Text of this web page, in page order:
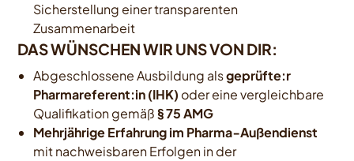
Sicherstellung einer transparenten
Zusammenarbeit
DAS WÜNSCHEN WIR UNS VON DIR:
Abgeschlossene Ausbildung alsgeprüfte:r
Pharmareferent:in (IHK) oder eine vergleichbare
Qualifikation gemäß § 75 AMG
Mehrjährige Erfahrung im Pharma‑Außendienst
mit nachweisbaren Erfolgen in der